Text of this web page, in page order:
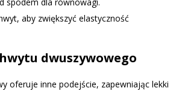
spodem dla równowagi.
aby zwiększyć elastyczność
dwuszywowego
oferuje inne podejście, zapewniając lekki